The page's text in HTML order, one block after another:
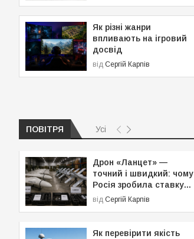
Як різні жанри
впливають на ігровий
досвід
від Сергій Карпів
ПОВІТРЯ Усі
Дрон «Ланцет» —
точний і швидкий: чому
Росія зробила ставку...
від Сергій Карпів
Як перевірити якість